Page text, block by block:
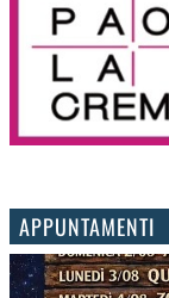
APPUNTAMENTI